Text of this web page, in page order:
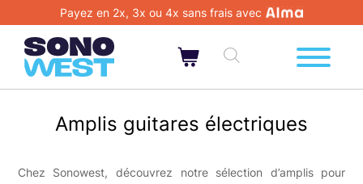
Payez en 2x, 3x ou 4x sans frais avec
Amplis guitares électriques
Chez Sonowest, découvrez notre sélection d’amplis pour